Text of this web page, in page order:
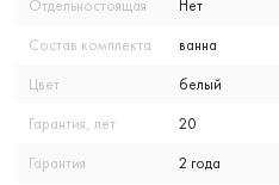
Отдельностоящая Нет
Состав комплекта ванна
Цвет белый
Гарантия, лет 20
Гарантия 2 года